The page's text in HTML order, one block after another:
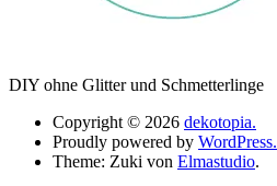
DIY ohne Glitter und Schmetterlinge
Copyright © 2026 dekotopia.
Proudly powered by WordPress.
Theme: Zuki von Elmastudio.